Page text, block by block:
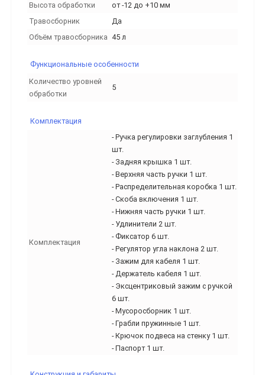
Высота обработки
от -12 до +10 мм
Травосборник
Да
Объём травосборника 45 л
Функциональные особенности
Количество уровней
обработки
5
Комплектация
Комплектация
- Ручка регулировки заглубления 1
шт.
- Задняя крышка 1 шт.
- Верхняя часть ручки 1 шт.
- Распределительная коробка 1 шт.
- Скоба включения 1 шт.
- Нижняя часть ручки 1 шт.
- Удлинители 2 шт.
- Фиксатор 6 шт.
- Регулятор угла наклона 2 шт.
- Зажим для кабеля 1 шт.
- Держатель кабеля 1 шт.
- Эксцентриковый зажим с ручкой
6 шт.
- Мусоросборник 1 шт.
- Грабли пружинные 1 шт.
- Крючок подвеса на стенку 1 шт.
- Паспорт 1 шт.